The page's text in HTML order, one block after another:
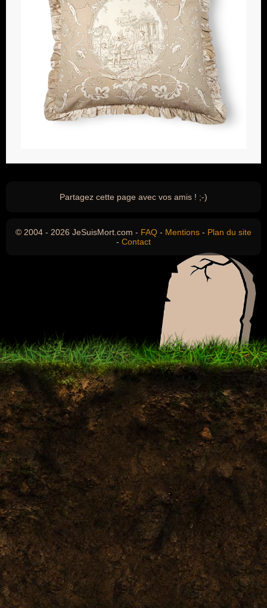
Partagez cette page avec vos amis ! ;-)
© 2004 - 2026 JeSuisMort.com - FAQ - Mentions - Plan du site
- Contact